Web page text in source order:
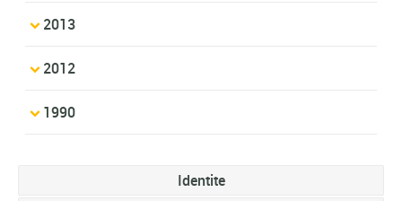
2013
2012
1990
Identite